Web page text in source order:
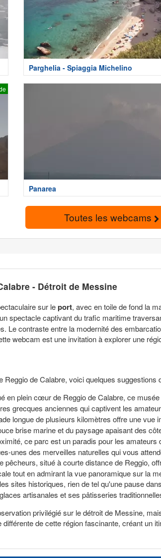
Parghelia - Spiaggia Michelino
Panarea
Toutes les webcams
- Détroit de Messine
sur leport, avec en toile de fond la
spectacle captivant du trafic maritime
Le contraste entre la modernité des
webcam est une invitation à explorer une
de Calabre, voici quelques suggestions
en plein cœur de Reggio de Calabre, ce
grecques anciennes qui captivent les
longue de plusieurs kilomètres offre une
brise marine et du paysage apaisant des
ce parc est un paradis pour les
unes des merveilles naturelles qui vous
pêcheurs, situé à courte distance de Reggio,
tout en admirant la vue panoramique sur la
sites historiques, rien de tel qu'une pause
artisanales et ses pâtisseries
privilégié sur le détroit de Messine,
de cette région fascinante, créant un